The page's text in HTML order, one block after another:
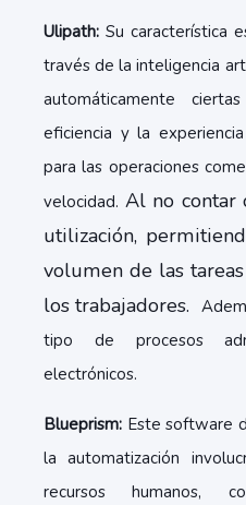
Ulipath: Su característica
través de la inteligencia
automáticamente
eficiencia y la
para las operaciones
velocidad. Al no contar
utilización,
volumen de las
los trabajadores.
tipo de procesos
electrónicos.
Blueprism: Este software
la automatización
recursos humanos,